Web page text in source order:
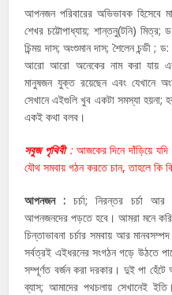
আপনজন পরিবারের অভিভাবক হিসেবে
শেখর চট্টোপাধ্যায়; শান্তনু(টনি) মিত্র;
চিন্ময় দাস; অংশুমান দাস; শৈলেন চন্ডী
আরো আরো অনেকের নাম করা যায় এক
মানুষজন যুক্ত রয়েছেন এবং যেখানে
সেখানে এইগুলি খুব একটা সমস্যা হয়না;
একই কথা বলব।
সবুজ পৃথিবী :আজকের দিনে দাঁড়িয়ে
যৌথ সমবায় গঠন করতে চান, তাহলে কি
আপনজন : চর্চা; নিরন্তর চর্চা আর
আপনজনদের পড়তে হবে। আমরা মনে
চিন্তাভাবনা চর্চার সমবায় আর
সর্বত্রই এইধরনের সংগঠন গড়ে উঠতে
সম্পূর্ণত বর্জন করা দরকার। দুই পা
ব্যাস; আমাদের পথচলায় সেখানেই